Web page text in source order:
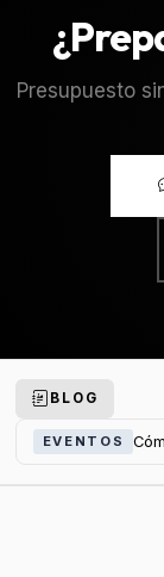
Presupuesto
BLOG
EVENTOS